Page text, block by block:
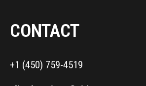
CONTACT
+1 (450) 759-4519